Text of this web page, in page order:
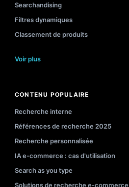
Searchandising
Filtres dynamiques
Classement de produits
Voir plus
CONTENU POPULAIRE
Recherche interne
Références de recherche 2025
Recherche personnalisée
IA e-commerce : cas d'utilisation
Search as you type
Solutions de recherche e-commerce